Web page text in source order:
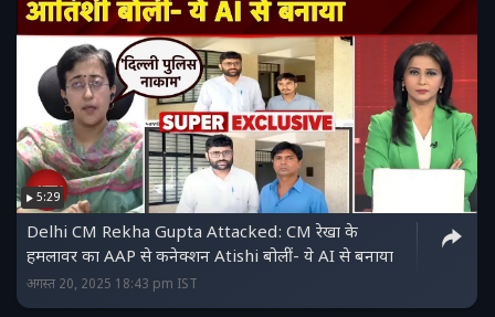
5:29
Delhi CM Rekha Gupta Attacked: CM रेखा के
हमलावर का AAP से कनेक्शन Atishi बोलीं- ये AI से बनाया
अगस्त 20, 2025 18:43 pm IST